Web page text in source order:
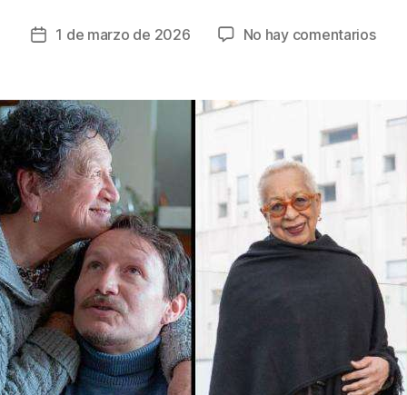
Fecha
entrada
1 de marzo de 2026 No hay comentariosen
de
Mujer
la
el
CNA
con
las
de